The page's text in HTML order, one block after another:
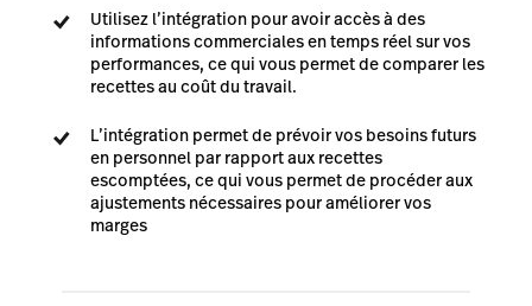
Utilisez l’intégration pour avoir accès à des
informations commerciales en temps réel sur vos
performances, ce qui vous permet de comparer les
recettes au coût du travail.
L’intégration permet de prévoir vos besoins futurs
en personnel par rapport aux recettes
escomptées, ce qui vous permet de procéder aux
ajustements nécessaires pour améliorer vos
marges